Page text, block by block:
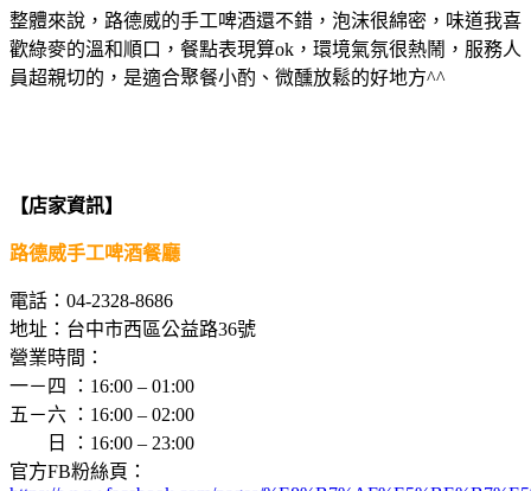
整體來說，路德威的手工啤酒還不錯，泡沫很綿密，味道我喜
歡綠麥的溫和順口，餐點表現算ok，環境氣氛很熱鬧，服務人
員超親切的，是適合聚餐小酌、微醺放鬆的好地方^^
【店家資訊】
路德威手工啤酒餐廳
電話：04-2328-8686
地址：台中市西區公益路36號
營業時間：
一－四 ：16:00 – 01:00
五－六 ：16:00 – 02:00
日 ：16:00 – 23:00
官方FB粉絲頁：